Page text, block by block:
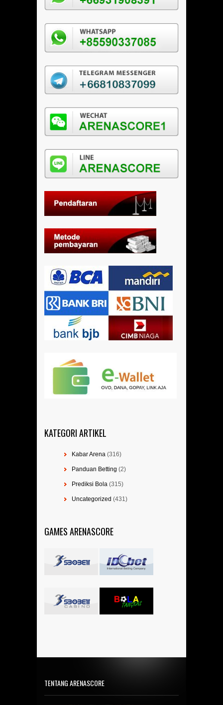
KATEGORI ARTIKEL
Kabar Arena (316)
Panduan Betting (2)
Prediksi Bola (315)
Uncategorized (431)
GAMES ARENASCORE
TENTANG ARENASCORE